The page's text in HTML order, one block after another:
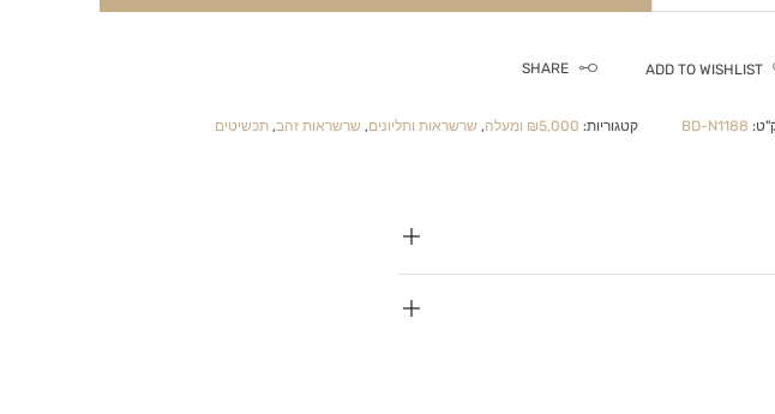
ADD TO WISHLIST
SHARE
BD-N1188 קטגוריות: ₪5,000 ומעלה , שרשראות ותליונים, שרשראות זהב, תכשיטים